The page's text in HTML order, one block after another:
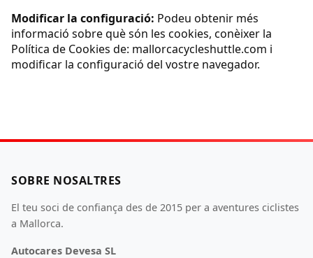
Modificar la configuració: Podeu obtenir més
informació sobre què són les cookies, conèixer la
Política de Cookies de: mallorcacycleshuttle.com i
modificar la configuració del vostre navegador.
SOBRE NOSALTRES
El teu soci de confiança des de 2015 per a aventures ciclistes
a Mallorca.
Autocares Devesa SL